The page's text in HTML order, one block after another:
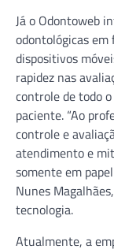
Já o Odontoweb
odontológicas em
dispositivos
rapidez nas
controle de todo
paciente. “Ao
controle e
atendimento e
somente em
Nunes
tecnologia.
Atualmente, a